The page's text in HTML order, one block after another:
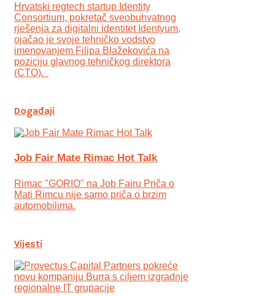
Hrvatski regtech startup Identity
Consortium, pokretač sveobuhvatnog
rješenja za digitalni identitet Identyum,
ojаčao je svoje tehničko vodstvo
imenovanjem Filipa Blažekovića na
poziciju glavnog tehničkog direktora
(CTO).
Događaji
Job Fair Mate Rimac Hot Talk
Rimac "GORIO" na Job Fairu Priča o
Mati Rimcu nije samo priča o brzim
automobilima.
Vijesti